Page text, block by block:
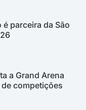
é parceira da São
a Grand Arena
competições